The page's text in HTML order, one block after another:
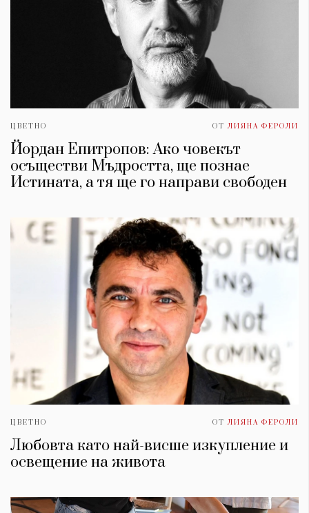
ЦВЕТНО ОТ ЛИЯНА ФЕРОЛИ
Йордан Епитропов: Ако човекът
осъществи Мъдростта, ще познае
Истината, а тя ще го направи свободен
ЦВЕТНО ОТ ЛИЯНА ФЕРОЛИ
Любовта като най-висше изкупление и
освещение на живота